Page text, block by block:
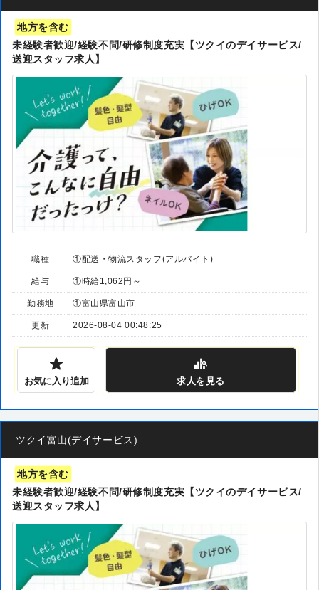
地方を含む
未経験者歓迎/経験不問/研修制度充実【ツクイのデイサービス/
送迎スタッフ求人】
職種 ①配送・物流スタッフ(アルバイト)
給与 ①時給1,062円～
勤務地 ①富山県富山市
更新 2026-08-04 00:48:25
お気に入り追加 求人 を見る
ツクイ富山(デイサービス)
地方を含む
未経験者歓迎/経験不問/研修制度充実【ツクイのデイサービス/
送迎スタッフ求人】